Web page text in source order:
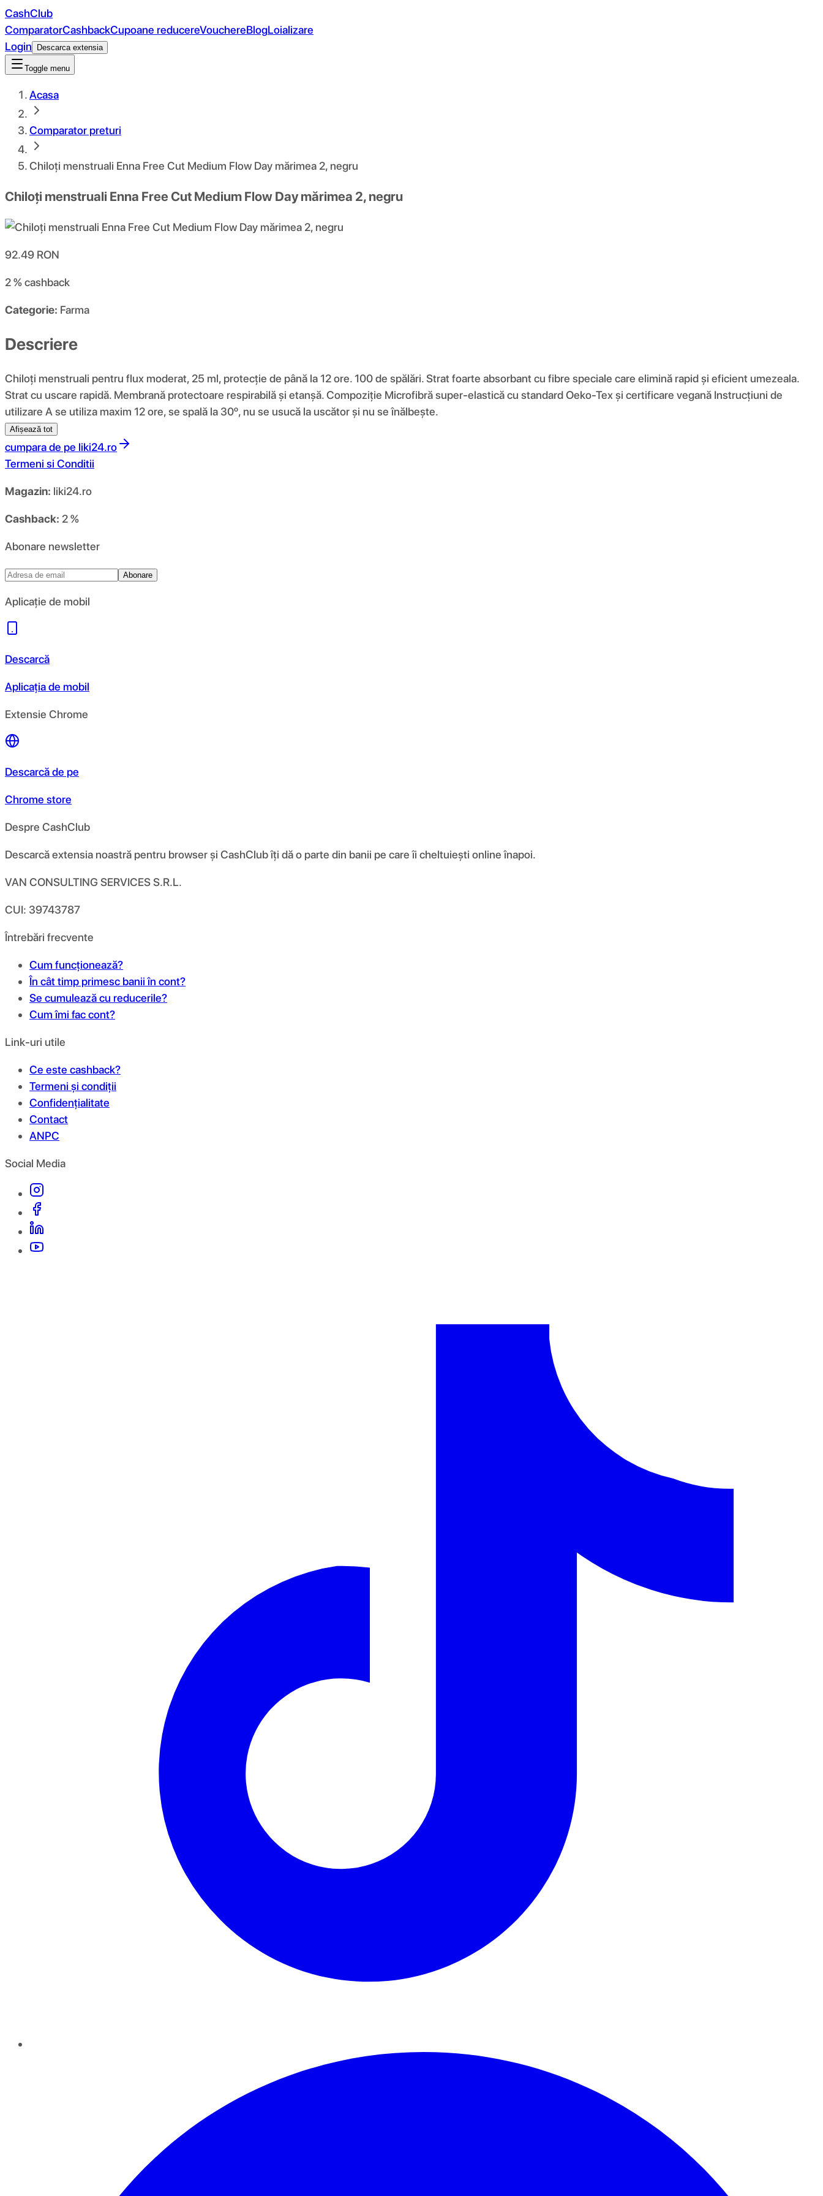
CashClub
ComparatorCashbackCupoane reducereVouchereBlogLoializare
Login
Descarca extensia
Toggle menu
Acasa
Comparator preturi
Chiloți menstruali Enna Free Cut Medium Flow Day mărimea 2, negru
Chiloți menstruali Enna Free Cut Medium Flow Day mărimea 2, negru
92.49 RON
2 %cashback
Categorie: Farma
Descriere
Chiloți menstruali pentru flux moderat, 25 ml, protecție de până la 12 ore. 100 de spălări. Strat foarte absorbant cu fibre speciale care elimină rapid și eficient umezeala.
Strat cu uscare rapidă. Membrană protectoare respirabilă și etanșă. Compoziţie Microfibră super-elastică cu standard Oeko-Tex și certificare vegană Instrucțiuni de
utilizare A se utiliza maxim 12 ore, se spală la 30º, nu se usucă la uscător și nu se înălbește.
Afișează tot
cumpara de pe liki24.ro
Termeni si Conditii
Magazin: liki24.ro
Cashback: 2 %
Abonare newsletter
Abonare
Aplicație de mobil
Descarcă
Aplicația de mobil
Extensie Chrome
Descarcă de pe
Chrome store
Despre CashClub
Descarcă extensia noastră pentru browser și CashClub îți dă o parte din banii pe care îi cheltuiești online înapoi.
VAN CONSULTING SERVICES S.R.L.
CUI: 39743787
Întrebări frecvente
Cum funcționează?
În cât timp primesc banii în cont?
Se cumulează cu reducerile?
Cum îmi fac cont?
Link-uri utile
Ce este cashback?
Termeni și condiții
Confidențialitate
Contact
ANPC
Social Media